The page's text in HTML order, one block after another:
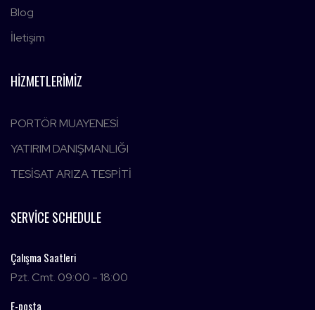
Blog
İletişim
HIZMETLERIMIZ
PORTÖR MUAYENESİ
YATIRIM DANIŞMANLIĞI
TESİSAT ARIZA TESPİTİ
SERVICE SCHEDULE
Çalışma Saatleri
Pzt. Cmt. 09:00 - 18:00
E-posta